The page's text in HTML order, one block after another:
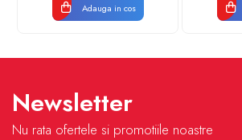
Adauga in cos
Newsletter
Nu rata ofertele si promotiile noastre